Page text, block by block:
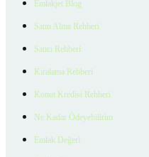
Emlakjet Blog
Satın Alma Rehberi
Satıcı Rehberi
Kiralama Rehberi
Konut Kredisi Rehberi
Ne Kadar Ödeyebilirim
Emlak Değeri